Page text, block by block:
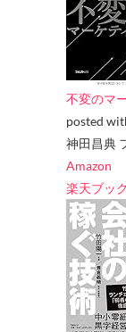
不変のマ
posted
神田昌典
Amazon
楽天ブッ